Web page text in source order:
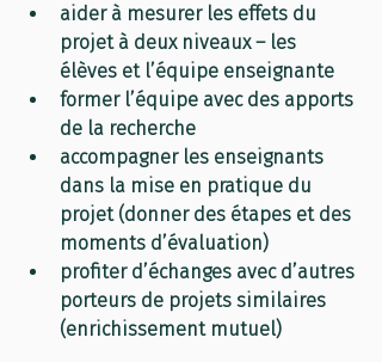
aider à mesurer les effets du
projet à deux niveaux – les
élèves et l’équipe enseignante
former l’équipe avec des apports
de la recherche
accompagner les enseignants
dans la mise en pratique du
projet (donner des étapes et des
moments d’évaluation)
profiter d’échanges avec d’autres
porteurs de projets similaires
(enrichissement mutuel)